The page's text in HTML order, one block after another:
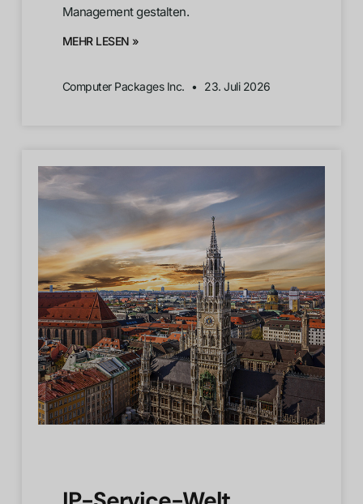
Management gestalten.
MEHR LESEN »
Computer Packages Inc. 23. Juli 2026